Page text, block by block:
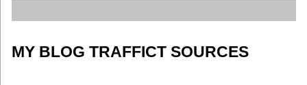
MY BLOG TRAFFICT SOURCES